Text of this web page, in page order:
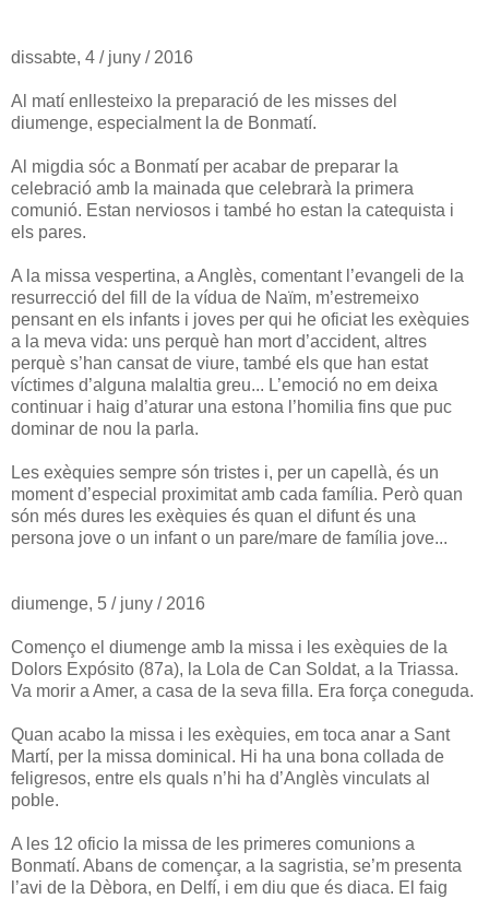
dissabte, 4 / juny / 2016
Al matí enllesteixo la preparació de les misses del
diumenge, especialment la de Bonmatí.
Al migdia sóc a Bonmatí per acabar de preparar la
celebració amb la mainada que celebrarà la primera
comunió. Estan nerviosos i també ho estan la catequista i
els pares.
A la missa vespertina, a Anglès, comentant l’evangeli de la
resurrecció del fill de la vídua de Naïm, m’estremeixo
pensant en els infants i joves per qui he oficiat les exèquies
a la meva vida: uns perquè han mort d’accident, altres
perquè s’han cansat de viure, també els que han estat
víctimes d’alguna malaltia greu... L’emoció no em deixa
continuar i haig d’aturar una estona l’homilia fins que puc
dominar de nou la parla.
Les exèquies sempre són tristes i, per un capellà, és un
moment d’especial proximitat amb cada família. Però quan
són més dures les exèquies és quan el difunt és una
persona jove o un infant o un pare/mare de família jove...
diumenge, 5 / juny / 2016
Començo el diumenge amb la missa i les exèquies de la
Dolors Expósito (87a), la Lola de Can Soldat, a la Triassa.
Va morir a Amer, a casa de la seva filla. Era força coneguda.
Quan acabo la missa i les exèquies, em toca anar a Sant
Martí, per la missa dominical. Hi ha una bona collada de
feligresos, entre els quals n’hi ha d’Anglès vinculats al
poble.
A les 12 oficio la missa de les primeres comunions a
Bonmatí. Abans de començar, a la sagristia, se’m presenta
l’avi de la Dèbora, en Delfí, i em diu que és diaca. El faig